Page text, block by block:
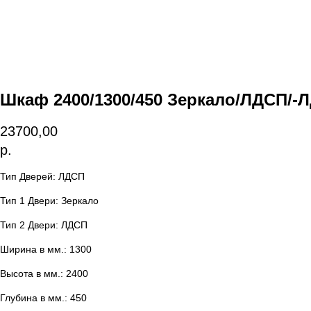
Шкаф 2400/1300/450 Зеркало/ЛДСП/-
23700,00
р.
Тип Дверей: ЛДСП
Тип 1 Двери: Зеркало
Тип 2 Двери: ЛДСП
Ширина в мм.: 1300
Высота в мм.: 2400
Глубина в мм.: 450